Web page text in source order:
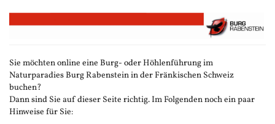
Zum
Haupt-
Sie möchten online eine Burg- oder Höhlenführung im
Naturparadies Burg Rabenstein in der Fränkischen Schweiz
buchen?
Dann sind Sie auf dieser Seite richtig. Im Folgenden noch ein paar
Hinweise für Sie: